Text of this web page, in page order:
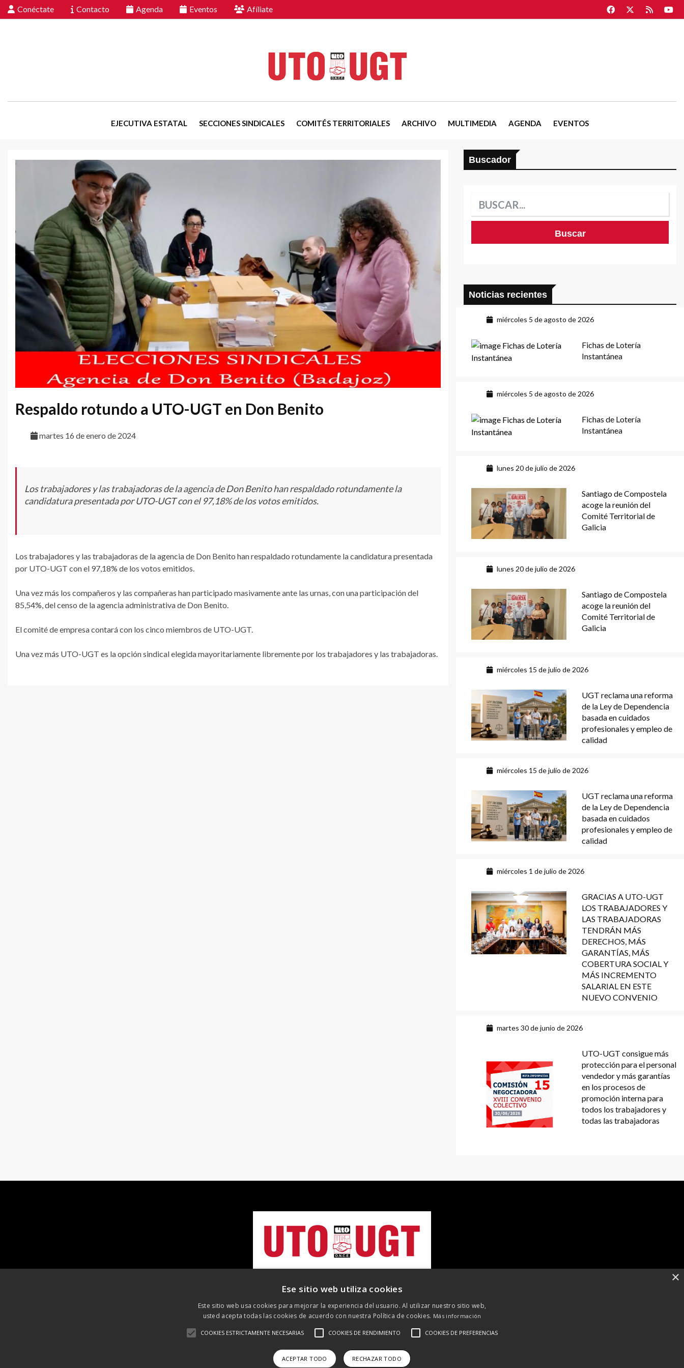
Conéctate Contacto Agenda Eventos Afíliate
EJECUTIVA ESTATAL SECCIONES SINDICALES COMITÉS TERRITORIALES ARCHIVO MULTIMEDIA AGENDA EVENTOS
Respaldo rotundo a UTO-UGT en Don Benito
martes 16 de enero de 2024
Los trabajadores y las trabajadoras de la agencia de Don Benito han respaldado rotundamente la
candidatura presentada por UTO-UGT con el 97,18% de los votos emitidos.
Los trabajadores y las trabajadoras de la agencia de Don Benito han respaldado rotundamente la candidatura presentada
por UTO-UGT con el 97,18% de los votos emitidos.
Una vez más los compañeros y las compañeras han participado masivamente ante las urnas, con una participación del
85,54%, del censo de la agencia administrativa de Don Benito.
El comité de empresa contará con los cinco miembros de UTO-UGT.
Una vez más UTO-UGT es la opción sindical elegida mayoritariamente libremente por los trabajadores y las trabajadoras.
Buscador
Noticias recientes
miércoles 5 de agosto de 2026
Fichas de Lotería
Instantánea
miércoles 5 de agosto de 2026
Fichas de Lotería
Instantánea
lunes 20 de julio de 2026
Santiago de Compostela
acoge la reunión del
Comité Territorial de
Galicia
lunes 20 de julio de 2026
Santiago de Compostela
acoge la reunión del
Comité Territorial de
Galicia
miércoles 15 de julio de 2026
UGT reclama una reforma
de la Ley de Dependencia
basada en cuidados
profesionales y empleo de
calidad
miércoles 15 de julio de 2026
UGT reclama una reforma
de la Ley de Dependencia
basada en cuidados
profesionales y empleo de
calidad
miércoles 1 de julio de 2026
GRACIAS A UTO-UGT
LOS TRABAJADORES Y
LAS TRABAJADORAS
TENDRÁN MÁS
DERECHOS, MÁS
GARANTÍAS, MÁS
COBERTURA SOCIAL Y
MÁS INCREMENTO
SALARIAL EN ESTE
NUEVO CONVENIO
martes 30 de junio de 2026
UTO-UGT consigue más
protección para el personal
vendedor y más garantías
en los procesos de
promoción interna para
todos los trabajadores y
todas las trabajadoras
©2026 UTO-UGT. Todos los derechos reservados
Protección de datos Política de cookies Política de RRSS
×
Ese sitio web utiliza cookies
Este sitio web usa cookies para mejorar la experiencia del usuario. Al utilizar nuestro sitio web,
usted acepta todas las cookies de acuerdo con nuestra Política de cookies. Más información
COOKIES ESTRICTAMENTE NECESARIAS COOKIES DE RENDIMIENTO COOKIES DE PREFERENCIAS
ACEPTAR TODO RECHAZAR TODO